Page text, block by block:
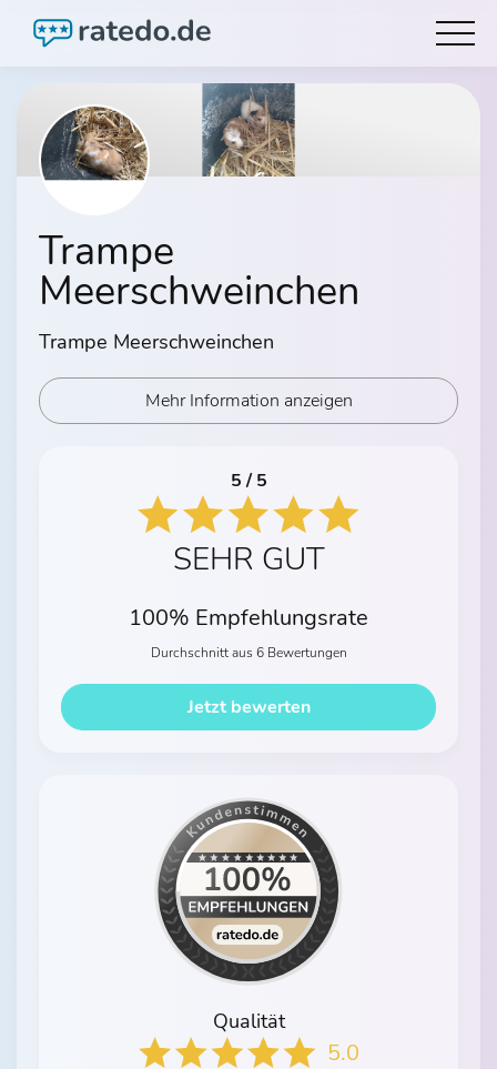
Trampe
Meerschweinchen
Trampe Meerschweinchen
Mehr Information anzeigen
5 / 5
SEHR GUT
100% Empfehlungsrate
Durchschnitt aus 6 Bewertungen
Jetzt bewerten
Qualität
5.0